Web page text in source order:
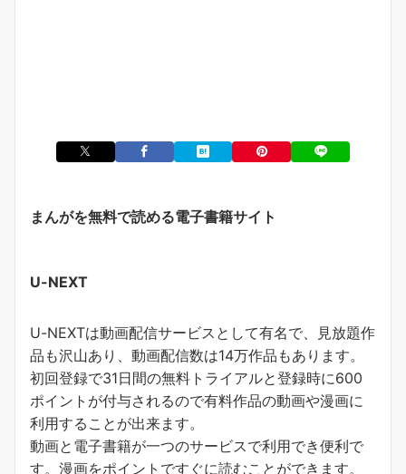
まんがを無料で読める電子書籍サイト
U-NEXT
U-NEXTは動画配信サービスとして有名で、見放題作
品も沢山あり、動画配信数は14万作品もあります。
初回登録で31日間の無料トライアルと登録時に600
ポイントが付与されるので有料作品の動画や漫画に
利用することが出来ます。
動画と電子書籍が一つのサービスで利用でき便利で
す。 漫画をポイントですぐに読むことができます。